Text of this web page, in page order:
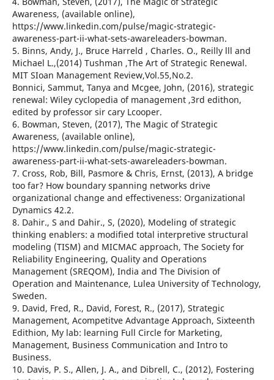
Awareness, (available online),
https://www.linkedin.com/pulse/magic-strategic-
awareness-part-ii-what-sets-awareleaders-bowman.
5. Binns, Andy, J., Bruce Harreld , Charles. O., Reilly lll and
Michael L.,(2014) Tushman ,The Art of Strategic Renewal.
MIT SIoan Management Review,Vol.55,No.2.
Bonnici, Sammut, Tanya and Mcgee, John, (2016), strategic
renewal: Wiley cyclopedia of management ,3rd edithon,
edited by professor sir cary Lcooper.
6. Bowman, Steven, (2017), The Magic of Strategic
Awareness, (available online),
https://www.linkedin.com/pulse/magic-strategic-
awareness-part-ii-what-sets-awareleaders-bowman.
7. Cross, Rob, Bill, Pasmore & Chris, Ernst, (2013), A bridge
too far? How boundary spanning networks drive
organizational change and effectiveness: Organizational
Dynamics 42.2.
8. Dahir., S and Dahir., S, (2020), Modeling of strategic
thinking enablers: a modified total interpretive structural
modeling (TISM) and MICMAC approach, The Society for
Reliability Engineering, Quality and Operations
Management (SREQOM), India and The Division of
Operation and Maintenance, Lulea University of Technology,
Sweden.
9. David, Fred, R., David, Forest, R., (2017), Strategic
Management, Acompetitve Advantage Approach, Sixteenth
Edithion, My lab: learning Full Circle for Marketing,
Management, Business Communication and Intro to
Business.
10. Davis, P. S., Allen, J. A., and Dibrell, C., (2012), Fostering